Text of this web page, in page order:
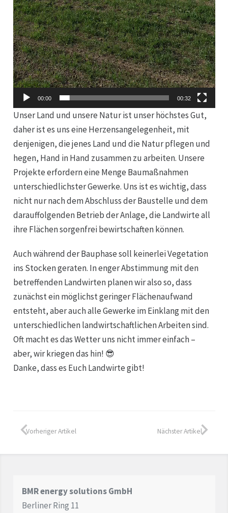
Wasserstoff
Quartiersentwicklung
Aktuelles
Kontakt
00:00 00:32
Unser Land und unsere Natur ist unser höchstes Gut,
daher ist es uns eine Herzensangelegenheit, mit
denjenigen, die jenes Land und die Natur pflegen und
hegen, Hand in Hand zusammen zu arbeiten. Unsere
Projekte erfordern eine Menge Baumaßnahmen
unterschiedlichster Gewerke. Uns ist es wichtig, dass
nicht nur nach dem Abschluss der Baustelle und dem
darauffolgenden Betrieb der Anlage, die Landwirte all
ihre Flächen sorgenfrei bewirtschaften können.
Auch während der Bauphase soll keinerlei Vegetation
ins Stocken geraten. In enger Abstimmung mit den
betreffenden Landwirten planen wir also so, dass
zunächst ein möglichst geringer Flächenaufwand
entsteht, aber auch alle Gewerke im Einklang mit den
unterschiedlichen landwirtschaftlichen Arbeiten sind.
Oft macht es das Wetter uns nicht immer einfach –
aber, wir kriegen das hin! 😎
Danke, dass es Euch Landwirte gibt!
Vorheriger Artikel Nächster Artikel
BMR energy solutions GmbH
Berliner Ring 11